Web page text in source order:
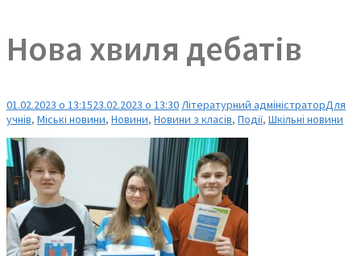
Нова хвиля дебатів
01.02.2023 о 13:1523.02.2023 о 13:30Літературний адміністраторДля
учнів, Міські новини, Новини, Новини з класів, Події, Шкільні новини